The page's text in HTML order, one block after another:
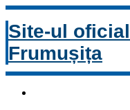
Site-ul
Frumușița